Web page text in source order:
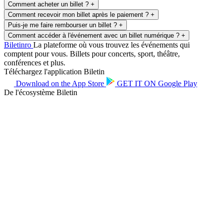
Comment acheter un billet ? +
Comment recevoir mon billet après le paiement ? +
Puis-je me faire rembourser un billet ? +
Comment accéder à l'événement avec un billet numérique ? +
Biletinro La plateforme où vous trouvez les événements qui
comptent pour vous. Billets pour concerts, sport, théâtre,
conférences et plus.
Téléchargez l'application Biletin
Download on the App Store GET IT ON Google Play
De l'écosystème Biletin